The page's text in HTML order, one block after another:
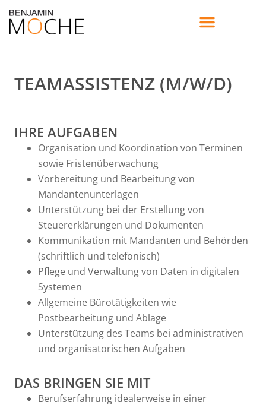
TEAMASSISTENZ (M/W/D)
IHRE AUFGABEN
Organisation und Koordination von Terminen
sowie Fristenüberwachung
Vorbereitung und Bearbeitung von
Mandantenunterlagen
Unterstützung bei der Erstellung von
Steuererklärungen und Dokumenten
Kommunikation mit Mandanten und Behörden
(schriftlich und telefonisch)
Pflege und Verwaltung von Daten in digitalen
Systemen
Allgemeine Bürotätigkeiten wie
Postbearbeitung und Ablage
Unterstützung des Teams bei administrativen
und organisatorischen Aufgaben
DAS BRINGEN SIE MIT
Berufserfahrung idealerweise in einer